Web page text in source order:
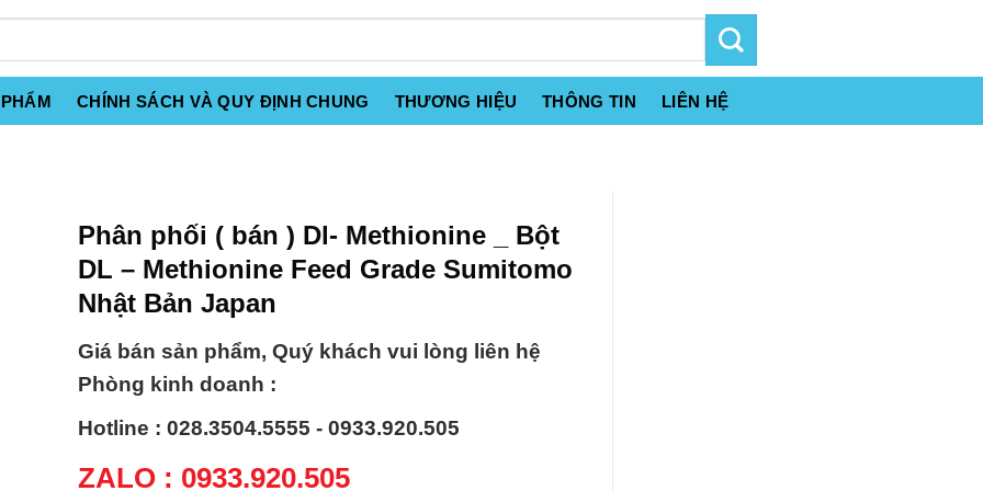
CHÍNH SÁCH VÀ QUY ĐỊNH CHUNG THƯƠNG HIỆU THÔNG TIN LIÊN HỆ
Phân phối ( bán ) Dl- Methionine _ Bột
DL – Methionine Feed Grade Sumitomo
Nhật Bản Japan
Giá bán sản phẩm, Quý khách vui lòng liên hệ
Phòng kinh doanh :
Hotline : 028.3504.5555 - 0933.920.505
ZALO : 0933.920.505